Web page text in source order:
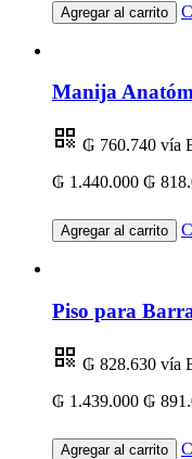
Agregar al carrito
Manija
₲ 760.740 vía
₲ 1.440.000 ₲
Agregar al carrito
Piso para
₲ 828.630 vía
₲ 1.439.000 ₲
Agregar al carrito